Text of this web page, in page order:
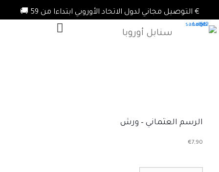
€ التوصيل مجاني لدول الاتحاد الأوروبي ابتداءا من 59 🚚
سنابل أوروبا
الرسم العثماني – ورش
€7,90